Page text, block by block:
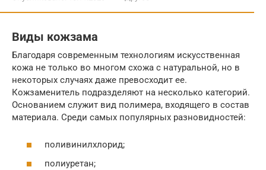
Виды кожзама
Благодаря современным технологиям искусственная
кожа не только во многом схожа с натуральной, но в
некоторых случаях даже превосходит ее.
Кожзаменитель подразделяют на несколько категорий.
Основанием служит вид полимера, входящего в состав
материала. Среди самых популярных разновидностей:
поливинилхлорид;
полиуретан;